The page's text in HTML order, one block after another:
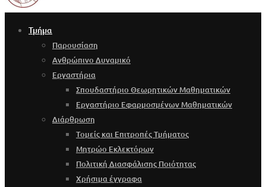
Τμήμα
Παρουσίαση
Ανθρώπινο Δυναμικό
Εργαστήρια
Σπουδαστήριο Θεωρητικών Μαθηματικών
Εργαστήριο Εφαρμοσμένων Μαθηματικών
Διάρθρωση
Τομείς και Επιτροπές Τμήματος
Μητρώο Εκλεκτόρων
Πολιτική Διασφάλισης Ποιότητας
Χρήσιμα έγγραφα